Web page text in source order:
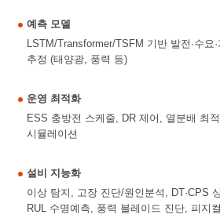
예측 모델
LSTM/Transformer/TSFM 기반 발전·수요
추정 (태양광, 풍력 등)
운영 최적화
ESS 충방전 스케줄, DR 제어, 열분배 최
시뮬레이션
설비 지능화
이상 탐지, 고장 진단/원인분석, DT·CPS
RUL 수명예측, 풍력 블레이드 진단, 피지